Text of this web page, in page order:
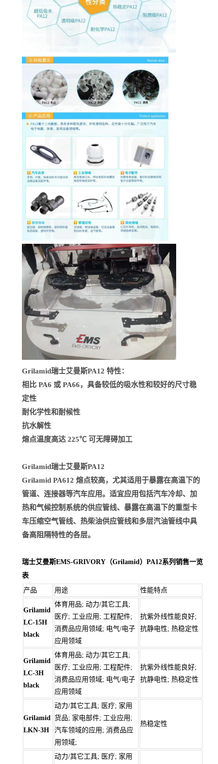
Grilamid瑞士艾曼斯PA12 特性：
相比 PA6 或 PA66，具备较低的吸水性和较好的尺寸稳
定性
耐化学性和耐候性
抗水解性
熔点温度高达 225℃ 可无障碍加工
Grilamid瑞士艾曼斯PA12
Grilamid PA612 熔点较高，尤其适用于暴露在高温下的
管道、连接器等汽车应用。适宜应用包括汽车冷却、加
热和气候控制系统的供应管线、暴露在高温下的重型卡
车压缩空气管线、热柴油供应管线和多层汽油管线中具
备高阻隔特性的各层。
瑞士艾曼斯EMS-GRIVORY（Grilamid）PA12系列销售一览
表
产品
用途 性能特点
Grilamid
LC-15H
black
体育用品; 动力/其它工具;
医疗; 工业应用; 工程配件;
消费品应用领域; 电气/电子
应用领域
抗紫外线性能良好;
抗静电性; 热稳定性
Grilamid
LC-3H
black
体育用品; 动力/其它工具;
医疗; 工业应用; 工程配件;
消费品应用领域; 电气/电子
应用领域
抗紫外线性能良好;
抗静电性; 热稳定性
Grilamid
LKN-3H
动力/其它工具; 医疗; 家用
货品; 家电部件; 工业应用;
汽车领域的应用; 消费品应
用领域;
热稳定性
动力/其它工具; 医疗; 家用